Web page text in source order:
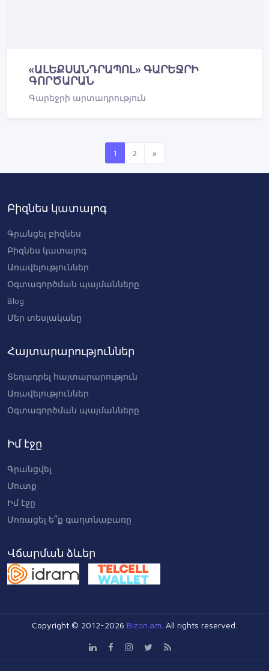
«ԱԼԵՔՍԱՆԴՐԱՊՈԼ» ԳԱՐԵՋՐԻ
ԳՈՐԾԱՐԱՆ
Գարեջրի արտադրություն
1 2 »
Բիզնես կատալոգ
Գրանցել բիզնես
Բիզնես կատալոգ
Առավելություններ
Օգտագործման պայմանները
Blog
Մեր տեսլականը
Հայտարարություններ
Տեղադրել հայտարարություն
Առավելություններ
Օգտագործման պայմանները
Իմ էջը
Գրանցվել
Մուտք
Իմ էջը
Մոռացել ե՞ք գաղտնաբառը
Վճարման ձևեր
Copyright © 2012-2026 Bizon.am . All rights reserved.